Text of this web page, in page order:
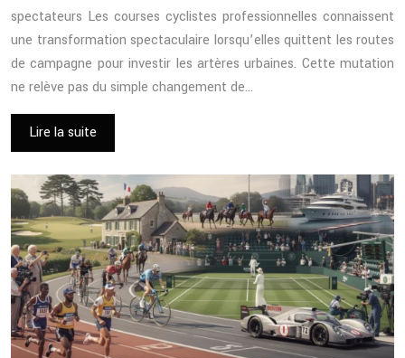
spectateurs Les courses cyclistes professionnelles connaissent
une transformation spectaculaire lorsqu’elles quittent les routes
de campagne pour investir les artères urbaines. Cette mutation
ne relève pas du simple changement de…
Lire la suite